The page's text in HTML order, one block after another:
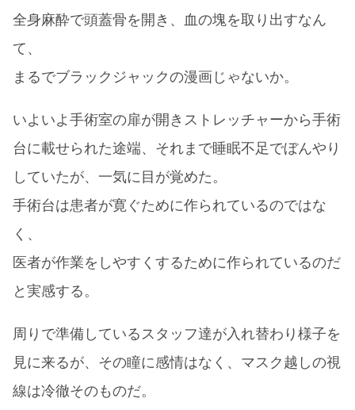
全身麻酔で頭蓋骨を開き、血の塊を取り出すなん
て、
まるでブラックジャックの漫画じゃないか。
いよいよ手術室の扉が開きストレッチャーから手術
台に載せられた途端、それまで睡眠不足でぼんやり
していたが、一気に目が覚めた。
手術台は患者が寛ぐために作られているのではな
く、
医者が作業をしやすくするために作られているのだ
と実感する。
周りで準備しているスタッフ達が入れ替わり様子を
見に来るが、その瞳に感情はなく、マスク越しの視
線は冷徹そのものだ。